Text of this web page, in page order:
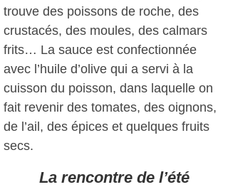
trouve des poissons de roche, des
crustacés, des moules, des calmars
frits… La sauce est confectionnée
avec l’huile d’olive qui a servi à la
cuisson du poisson, dans laquelle on
fait revenir des tomates, des oignons,
de l’ail, des épices et quelques fruits
secs.
La rencontre de l’été